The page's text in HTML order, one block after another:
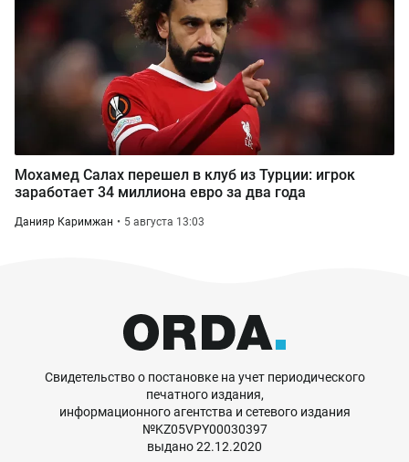
Мохамед Салах перешел в клуб из Турции: игрок
заработает 34 миллиона евро за два года
Данияр Каримжан 5 августа 13:03
Свидетельство о постановке на учет периодического
печатного издания,
информационного агентства и сетевого издания
№KZ05VPY00030397
выдано 22.12.2020